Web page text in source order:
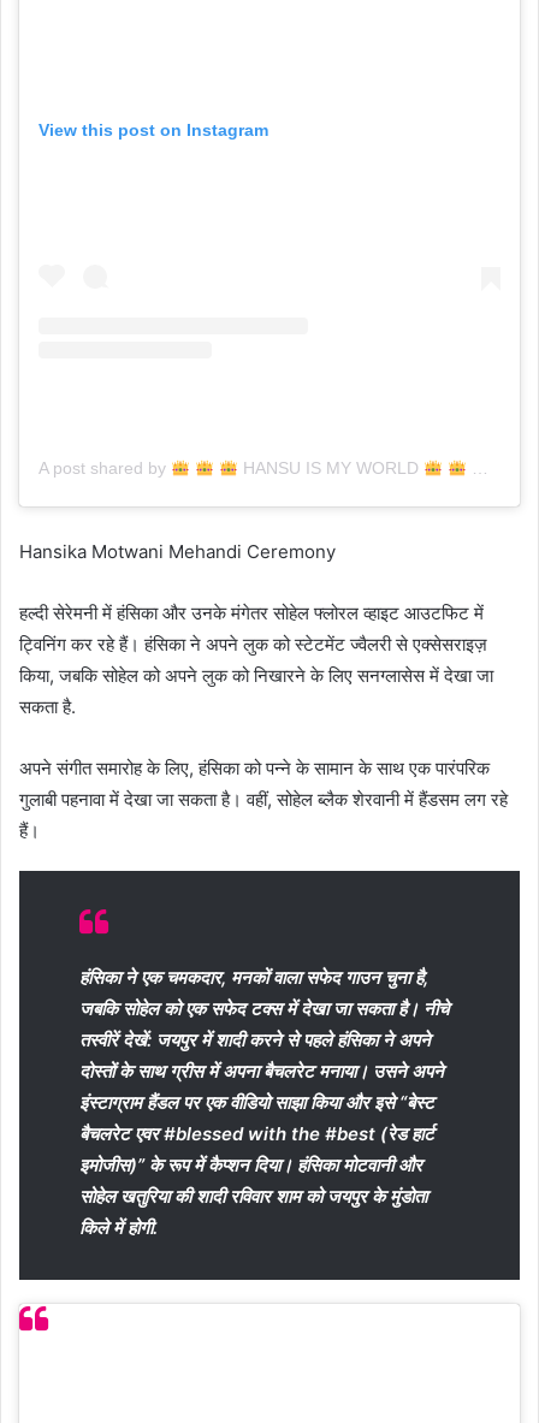
View this post on Instagram
A post shared by HANSU IS MY WORLD
Hansika Motwani Mehandi Ceremony
हल्दी सेरेमनी में हंसिका और उनके मंगेतर सोहेल फ्लोरल व्हाइट आउटफिट में
ट्विनिंग कर रहे हैं। हंसिका ने अपने लुक को स्टेटमेंट ज्वैलरी से एक्सेसराइज़
किया, जबकि सोहेल को अपने लुक को निखारने के लिए सनग्लासेस में देखा जा
सकता है.
अपने संगीत समारोह के लिए, हंसिका को पन्ने के सामान के साथ एक पारंपरिक
गुलाबी पहनावा में देखा जा सकता है। वहीं, सोहेल ब्लैक शेरवानी में हैंडसम लग रहे
हैं।
हंसिका ने एक चमकदार, मनकों वाला सफेद गाउन चुना है,
जबकि सोहेल को एक सफेद टक्स में देखा जा सकता है। नीचे
तस्वीरें देखें: जयपुर में शादी करने से पहले हंसिका ने अपने
दोस्तों के साथ ग्रीस में अपना बैचलरेट मनाया। उसने अपने
इंस्टाग्राम हैंडल पर एक वीडियो साझा किया और इसे “बेस्ट
बैचलरेट एवर #blessed with the #best (रेड हार्ट
इमोजीस)” के रूप में कैप्शन दिया। हंसिका मोटवानी और
सोहेल खतुरिया की शादी रविवार शाम को जयपुर के मुंडोता
किले में होगी.